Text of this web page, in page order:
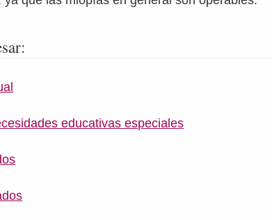
educativas especiales